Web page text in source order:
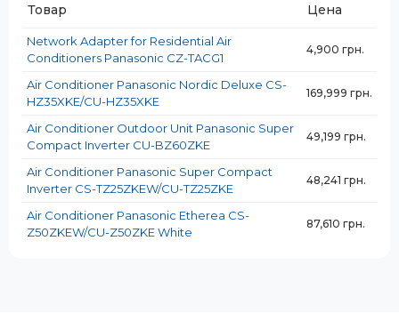
✅ Высокая энергоэффективность
Товар Цена
Network Adapter for Residential Air
Conditioners Panasonic CZ-TACG1
4,900 грн.
Air Conditioner Panasonic Nordic Deluxe CS-
HZ35XKE/CU-HZ35XKE
169,999 грн.
Air Conditioner Outdoor Unit Panasonic Super
Compact Inverter CU-BZ60ZKE
49,199 грн.
Air Conditioner Panasonic Super Compact
Inverter CS-TZ25ZKEW/CU-TZ25ZKE
48,241 грн.
Air Conditioner Panasonic Etherea CS-
Z50ZKEW/CU-Z50ZKE White
87,610 грн.